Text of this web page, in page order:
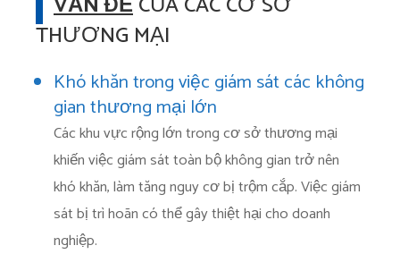
THƯƠNG MẠI
Khó khăn trong việc giám sát các không
gian thương mại lớn
Các khu vực rộng lớn trong cơ sở thương mại
khiến việc giám sát toàn bộ không gian trở nên
khó khăn, làm tăng nguy cơ bị trộm cắp. Việc giám
sát bị trì hoãn có thể gây thiệt hại cho doanh
nghiệp.